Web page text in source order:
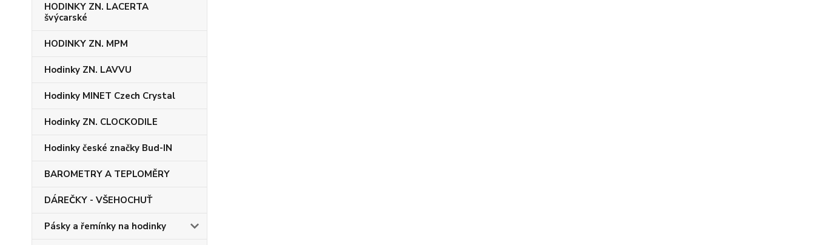
HODINKY ZN. LACERTA
švýcarské
HODINKY ZN. MPM
Hodinky ZN. LAVVU
Hodinky MINET Czech Crystal
Hodinky ZN. CLOCKODILE
Hodinky české značky Bud-IN
BAROMETRY A TEPLOMĚRY
DÁREČKY - VŠEHOCHUŤ
Pásky a řemínky na hodinky